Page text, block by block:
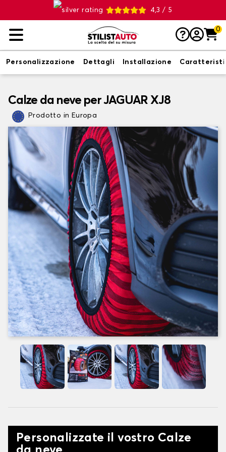
4,3 / 5
0
Personalizzazione Dettagli Installazione
Calze da neve per JAGUAR XJ8
Prodotto in Europa
Personalizzate il vostro Calze